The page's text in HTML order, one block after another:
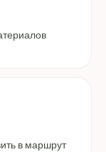
в маршрут